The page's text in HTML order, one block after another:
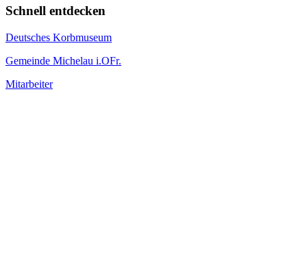
Schnell entdecken
Deutsches Korbmuseum
Gemeinde Michelau i.OFr.
Mitarbeiter